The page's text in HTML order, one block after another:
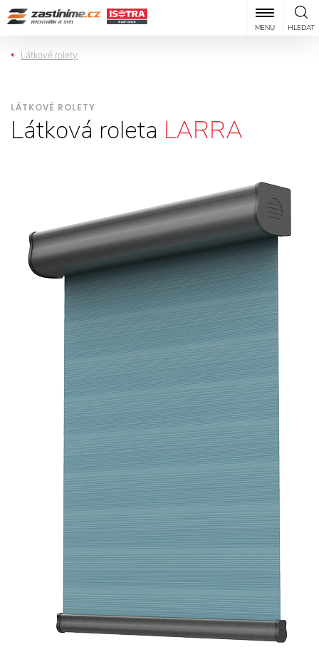
HLEDAT
MENU
Látkové rolety
LÁTKOVÉ ROLETY
Látková roleta LARRA